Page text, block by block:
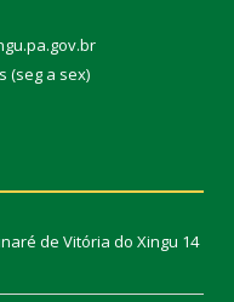
(seg a sex)
de Vitória do Xingu 14